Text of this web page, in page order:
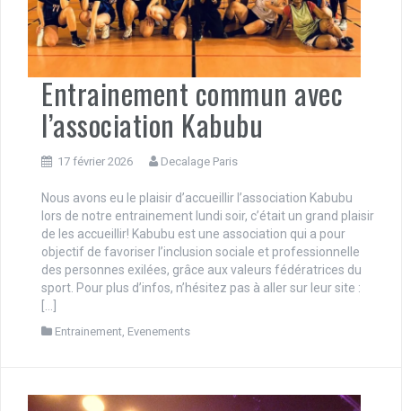
Entrainement commun avec
l’association Kabubu
17 février 2026 Decalage Paris
Nous avons eu le plaisir d’accueillir l’association Kabubu
lors de notre entrainement lundi soir, c’était un grand plaisir
de les accueillir! Kabubu est une association qui a pour
objectif de favoriser l’inclusion sociale et professionnelle
des personnes exilées, grâce aux valeurs fédératrices du
sport. Pour plus d’infos, n’hésitez pas à aller sur leur site :
[…]
Entrainement, Evenements